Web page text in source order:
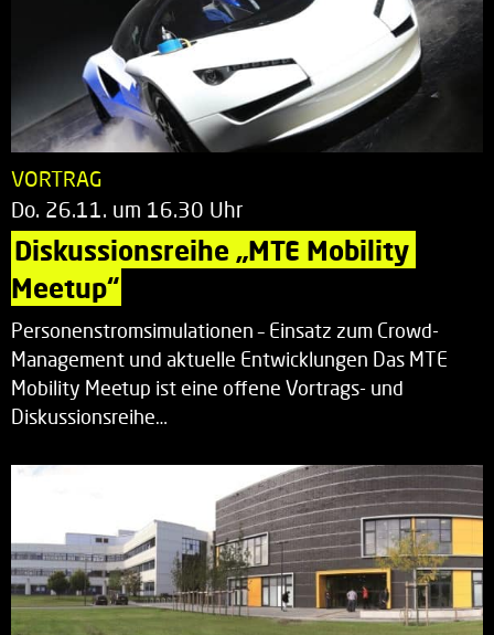
VORTRAG
Do. 26.11. um 16.30 Uhr
Diskussionsreihe „MTE Mobility
Meetup“
Personenstromsimulationen – Einsatz zum Crowd-
Management und aktuelle Entwicklungen Das MTE
Mobility Meetup ist eine offene Vortrags- und
Diskussionsreihe…